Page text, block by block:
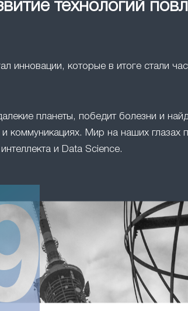
технологий
инновации, которые в итоге стали
планеты, победит болезни и
Мир на наших глазах
и Data Science.